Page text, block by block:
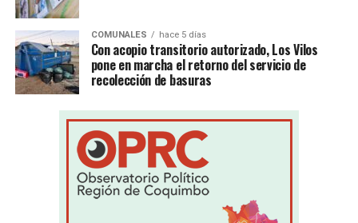
COMUNALES hace 5 días
Con acopio transitorio autorizado, Los Vilos
pone en marcha el retorno del servicio de
recolección de basuras